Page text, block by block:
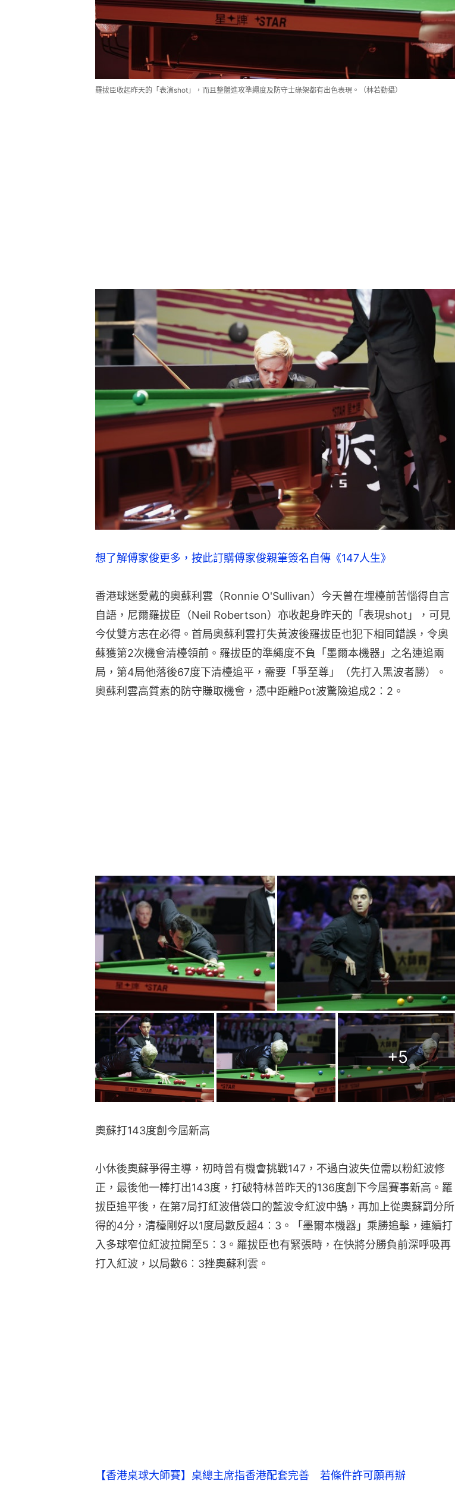
羅拔臣收起昨天的「表演shot」，而且整體進攻準繩度及防守士碌架都有出色表現。（林若勤攝）
想了解傅家俊更多，按此訂購傅家俊親筆簽名自傳《147人生》
香港球迷愛戴的奧蘇利雲（Ronnie O'Sullivan）今天曾在埋檯前苦惱得自言
自語，尼爾羅拔臣（Neil Robertson）亦收起身昨天的「表現shot」，可見
今仗雙方志在必得。首局奧蘇利雲打失黃波後羅拔臣也犯下相同錯誤，令奧
蘇獲第2次機會清檯領前。羅拔臣的準繩度不負「墨爾本機器」之名連追兩
局，第4局他落後67度下清檯追平，需要「爭至尊」（先打入黑波者勝）。
奧蘇利雲高質素的防守賺取機會，憑中距離Pot波驚險追成2︰2。
+5
奧蘇打143度創今屆新高
小休後奧蘇爭得主導，初時曾有機會挑戰147，不過白波失位需以粉紅波修
正，最後他一棒打出143度，打破特林普昨天的136度創下今屆賽事新高。羅
拔臣追平後，在第7局打紅波借袋口的藍波令紅波中鵠，再加上從奧蘇罰分所
得的4分，清檯剛好以1度局數反超4︰3。「墨爾本機器」乘勝追擊，連續打
入多球窄位紅波拉開至5︰3。羅拔臣也有緊張時，在快將分勝負前深呼吸再
打入紅波，以局數6︰3挫奧蘇利雲。
【香港桌球大師賽】桌總主席指香港配套完善 若條件許可願再辦